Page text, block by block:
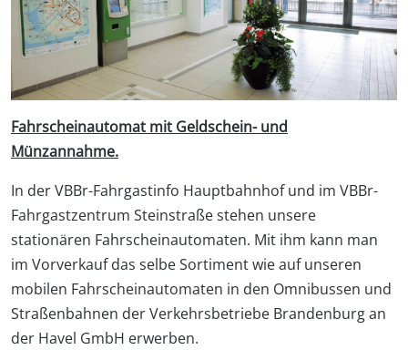
Fahrscheinautomat mit Geldschein- und
Münzannahme.
In der VBBr-Fahrgastinfo Hauptbahnhof und im VBBr-
Fahrgastzentrum Steinstraße stehen unsere
stationären Fahrscheinautomaten. Mit ihm kann man
im Vorverkauf das selbe Sortiment wie auf unseren
mobilen Fahrscheinautomaten in den Omnibussen und
Straßenbahnen der Verkehrsbetriebe Brandenburg an
der Havel GmbH erwerben.